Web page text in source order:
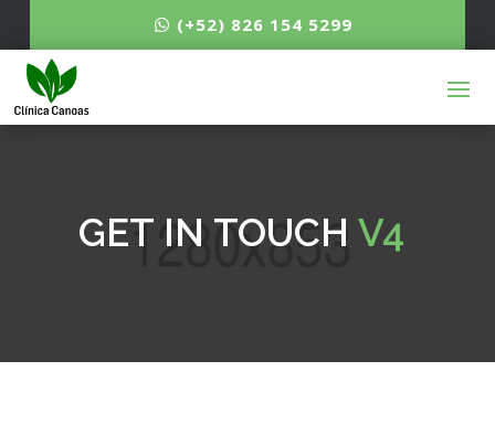
(+52) 826 154 5299
GET IN TOUCH V4